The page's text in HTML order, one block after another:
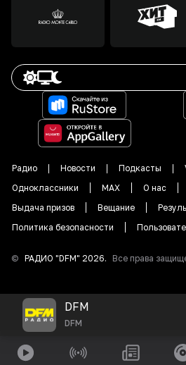
Радио Новости Подкасты
Одноклассники
MAX О нас
Выдача призов
Вещание
Политика безопасности
© РАДИО "DFM" 2026. Все права
DFM
DFM